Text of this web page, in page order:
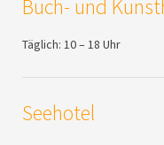
Buch- und
Täglich: 10 – 18 Uhr
Seehotel